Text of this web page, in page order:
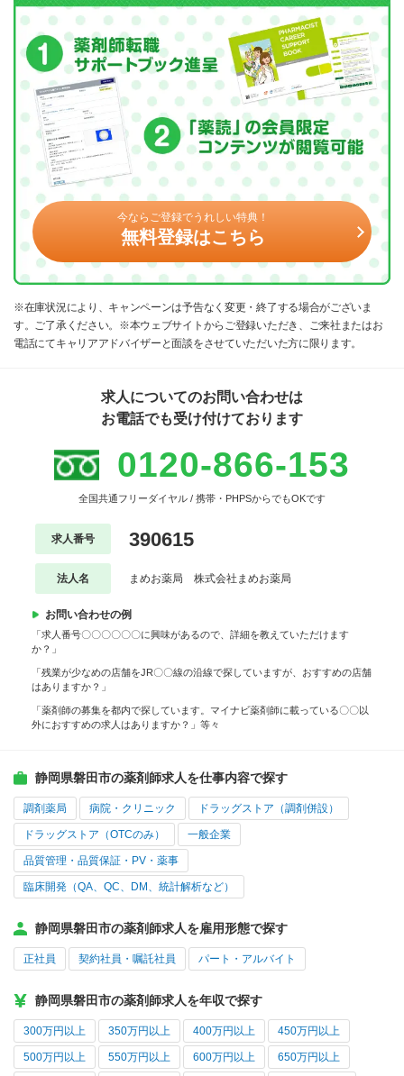
今ならご登録でうれしい特典！
無料登録はこちら
※在庫状況により、キャンペーンは予告なく変更・終了する場合がございま
す。ご了承ください。※本ウェブサイトからご登録いただき、ご来社またはお
電話にてキャリアアドバイザーと面談をさせていただいた方に限ります。
求人についてのお問い合わせは
お電話でも受け付けております
0120-866-153
全国共通フリーダイヤル / 携帯・PHPSからでもOKです
求人番号 390615
法人名 まめお薬局 株式会社まめお薬局
お問い合わせの例
「求人番号〇〇〇〇〇〇に興味があるので、詳細を教えていただけます
か？」
「残業が少なめの店舗をJR〇〇線の沿線で探していますが、おすすめの店舗
はありますか？」
「薬剤師の募集を都内で探しています。マイナビ薬剤師に載っている〇〇以
外におすすめの求人はありますか？」等々
静岡県磐田市の薬剤師求人を仕事内容で探す
調剤薬局 病院・クリニック ドラッグストア（調剤併設）
ドラッグストア（OTCのみ） 一般企業
品質管理・品質保証・PV・薬事
臨床開発（QA、QC、DM、統計解析など）
静岡県磐田市の薬剤師求人を雇用形態で探す
正社員 契約社員・嘱託社員 パート・アルバイト
静岡県磐田市の薬剤師求人を年収で探す
300万円以上 350万円以上 400万円以上 450万円以上
500万円以上 550万円以上 600万円以上 650万円以上